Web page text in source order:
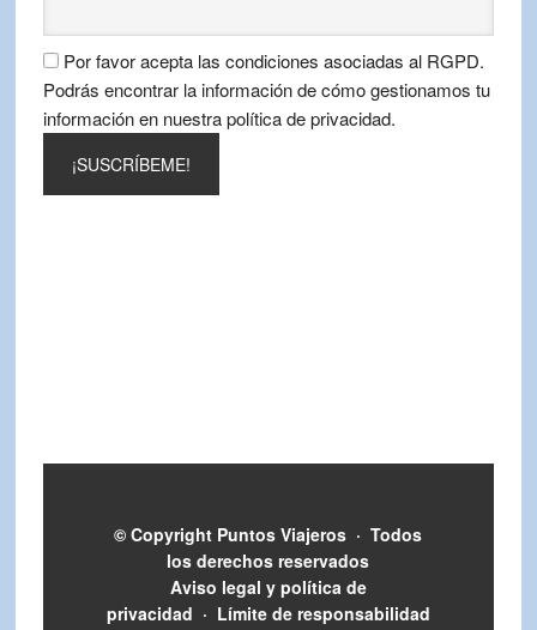
Por favor acepta las condiciones asociadas al RGPD.
Podrás encontrar la información de cómo gestionamos tu
información en nuestra política de privacidad.
© Copyright Puntos Viajeros · Todos
los derechos reservados
Aviso legal y política de
privacidad · Límite de responsabilidad